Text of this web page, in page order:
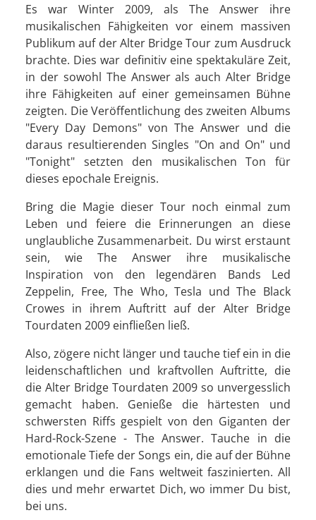
Es war Winter 2009, als The Answer ihre
musikalischen Fähigkeiten vor einem massiven
Publikum auf der Alter Bridge Tour zum Ausdruck
brachte. Dies war definitiv eine spektakuläre Zeit,
in der sowohl The Answer als auch Alter Bridge
ihre Fähigkeiten auf einer gemeinsamen Bühne
zeigten. Die Veröffentlichung des zweiten Albums
"Every Day Demons" von The Answer und die
daraus resultierenden Singles "On and On" und
"Tonight" setzten den musikalischen Ton für
dieses epochale Ereignis.
Bring die Magie dieser Tour noch einmal zum
Leben und feiere die Erinnerungen an diese
unglaubliche Zusammenarbeit. Du wirst erstaunt
sein, wie The Answer ihre musikalische
Inspiration von den legendären Bands Led
Zeppelin, Free, The Who, Tesla und The Black
Crowes in ihrem Auftritt auf der Alter Bridge
Tourdaten 2009 einfließen ließ.
Also, zögere nicht länger und tauche tief ein in die
leidenschaftlichen und kraftvollen Auftritte, die
die Alter Bridge Tourdaten 2009 so unvergesslich
gemacht haben. Genieße die härtesten und
schwersten Riffs gespielt von den Giganten der
Hard-Rock-Szene - The Answer. Tauche in die
emotionale Tiefe der Songs ein, die auf der Bühne
erklangen und die Fans weltweit faszinierten. All
dies und mehr erwartet Dich, wo immer Du bist,
bei uns.